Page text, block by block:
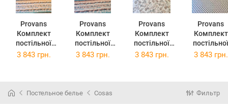
Provans
Комплект
постільної
білизни
Сімейний
Provans
Комплект
постільної
білизни
(026257)
Provans
Комплект
постільної
білизни
Provans
Комплект
постільної
білизни
Сімейний
3 843 грн. 3 843 грн. 3 843 грн. 3 843 грн.
Постельное белье Cosas Фильтр